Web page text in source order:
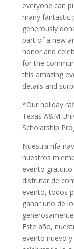
everyone can
many fantastic
generously
part of a new
honor and
for the
this amazing
details and
*Our holiday
Texas A&M
Scholarship
Nuestra rifa
nuestros
evento
disfrutar de
evento, todos
ganar uno de
Este año,
evento nuevo